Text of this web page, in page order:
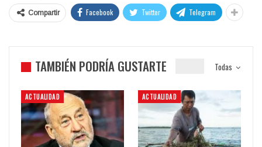
Compartir Facebook Twitter Telegram
Todas
TAMBIÉN PODRÍA GUSTARTE
ACTUALIDAD ACTUALIDAD